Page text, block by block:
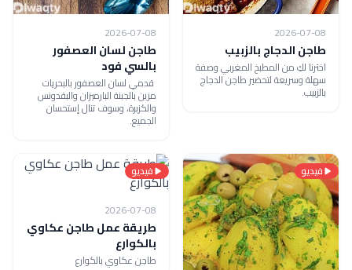
2026-07-08
طاجن الدجاج بالزبيب
اخترنا لكِ من المطبخ المغربي وصفة
سهلة وسريعة لتحضير طاجن الدجاج
بالزبيب.
2026-07-08
طاجن لسان العصفور
بالسي فود
قدمىِ لسان العصفور بالبحريات
مزين بالجبنة البارميزان والبقدونس
والكزبرة، وسوف تنال إستحسان
الجميع.
فيديو فيديو
2026-07-08
طريقة عمل طاجن عكاوي
بالكوارع
طاجن عكاوي بالكوارع